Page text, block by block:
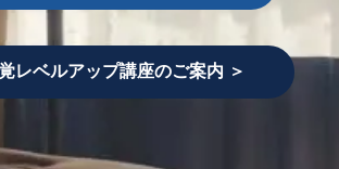
レベルアップ講座のご案内 ＞